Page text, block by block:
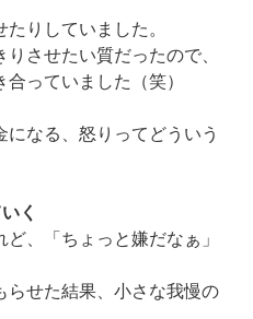
りしていました。
させたい質だったので、
っていました（笑）
なる、怒りってどういう
く
ど、「ちょっと嫌だなぁ」
らせた結果、小さな我慢の